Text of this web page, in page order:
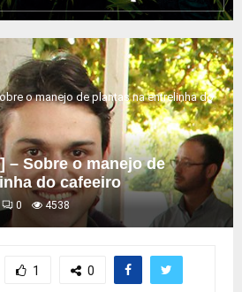
o manejo de plantas na entrelinha do
– Sobre o manejo de
do cafeeiro
0 4538
1 0